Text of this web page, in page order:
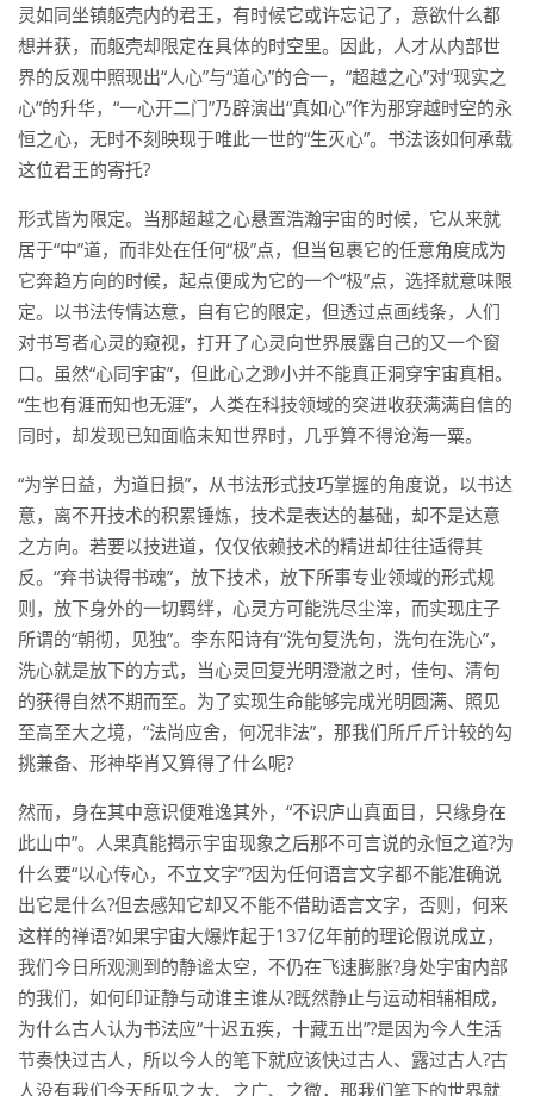
灵如同坐镇躯壳内的君王，有时候它或许忘记了，意欲什么都
想并获，而躯壳却限定在具体的时空里。因此，人才从内部世
界的反观中照现出“人心”与“道心”的合一，“超越之心”对“现实之
心”的升华，“一心开二门”乃辟演出“真如心”作为那穿越时空的永
恒之心，无时不刻映现于唯此一世的“生灭心”。书法该如何承载
这位君王的寄托?
形式皆为限定。当那超越之心悬置浩瀚宇宙的时候，它从来就
居于“中”道，而非处在任何“极”点，但当包裹它的任意角度成为
它奔趋方向的时候，起点便成为它的一个“极”点，选择就意味限
定。以书法传情达意，自有它的限定，但透过点画线条，人们
对书写者心灵的窥视，打开了心灵向世界展露自己的又一个窗
口。虽然“心同宇宙”，但此心之渺小并不能真正洞穿宇宙真相。
“生也有涯而知也无涯”，人类在科技领域的突进收获满满自信的
同时，却发现已知面临未知世界时，几乎算不得沧海一粟。
“为学日益，为道日损”，从书法形式技巧掌握的角度说，以书达
意，离不开技术的积累锤炼，技术是表达的基础，却不是达意
之方向。若要以技进道，仅仅依赖技术的精进却往往适得其
反。“弃书诀得书魂”，放下技术，放下所事专业领域的形式规
则，放下身外的一切羁绊，心灵方可能洗尽尘滓，而实现庄子
所谓的“朝彻，见独”。李东阳诗有“洗句复洗句，洗句在洗心”，
洗心就是放下的方式，当心灵回复光明澄澈之时，佳句、清句
的获得自然不期而至。为了实现生命能够完成光明圆满、照见
至高至大之境，“法尚应舍，何况非法”，那我们所斤斤计较的勾
挑兼备、形神毕肖又算得了什么呢?
然而，身在其中意识便难逸其外，“不识庐山真面目，只缘身在
此山中”。人果真能揭示宇宙现象之后那不可言说的永恒之道?为
什么要“以心传心，不立文字”?因为任何语言文字都不能准确说
出它是什么?但去感知它却又不能不借助语言文字，否则，何来
这样的禅语?如果宇宙大爆炸起于137亿年前的理论假说成立，
我们今日所观测到的静谧太空，不仍在飞速膨胀?身处宇宙内部
的我们，如何印证静与动谁主谁从?既然静止与运动相辅相成，
为什么古人认为书法应“十迟五疾，十藏五出”?是因为今人生活
节奏快过古人，所以今人的笔下就应该快过古人、露过古人?古
人没有我们今天所见之大、之广、之微，那我们笔下的世界就